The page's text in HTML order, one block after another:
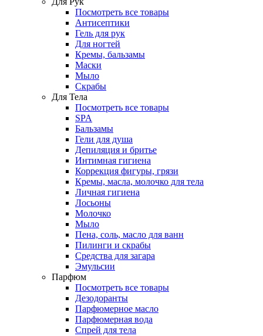
Посмотреть все товары
Антисептики
Гель для рук
Для ногтей
Кремы, бальзамы
Маски
Мыло
Скрабы
Для Тела
Посмотреть все товары
SPA
Бальзамы
Гели для душа
Депиляция и бритье
Интимная гигиена
Коррекция фигуры, грязи
Кремы, масла, молочко для тела
Личная гигиена
Лосьоны
Молочко
Мыло
Пена, соль, масло для ванн
Пилинги и скрабы
Средства для загара
Эмульсии
Парфюм
Посмотреть все товары
Дезодоранты
Парфюмерное масло
Парфюмерная вода
Спрей для тела